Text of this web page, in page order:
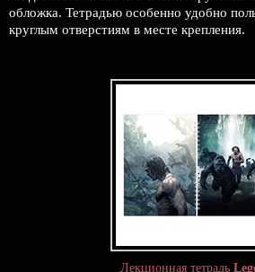
обложка. Тетрадью особенно удобно
круглым отверстиям в месте крепления.
Лекционная тетрадь